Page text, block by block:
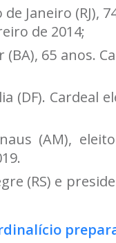
Janeiro
de 2014;
65 anos.
(DF).
(AM),
(RS) e